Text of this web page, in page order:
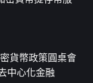
貨幣政策圓桌會
中心化金融